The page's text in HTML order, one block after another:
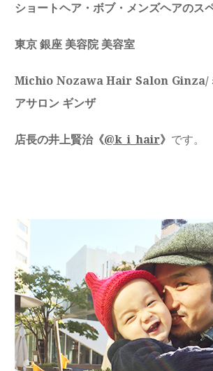
ショートヘア・ボブ・メンズヘアのス
東京 銀座 美容院 美容室
Michio Nozawa Hair Salon Ginza/
アサロン ギンザ
店長の井上賢治《@k_i_hair》 です。